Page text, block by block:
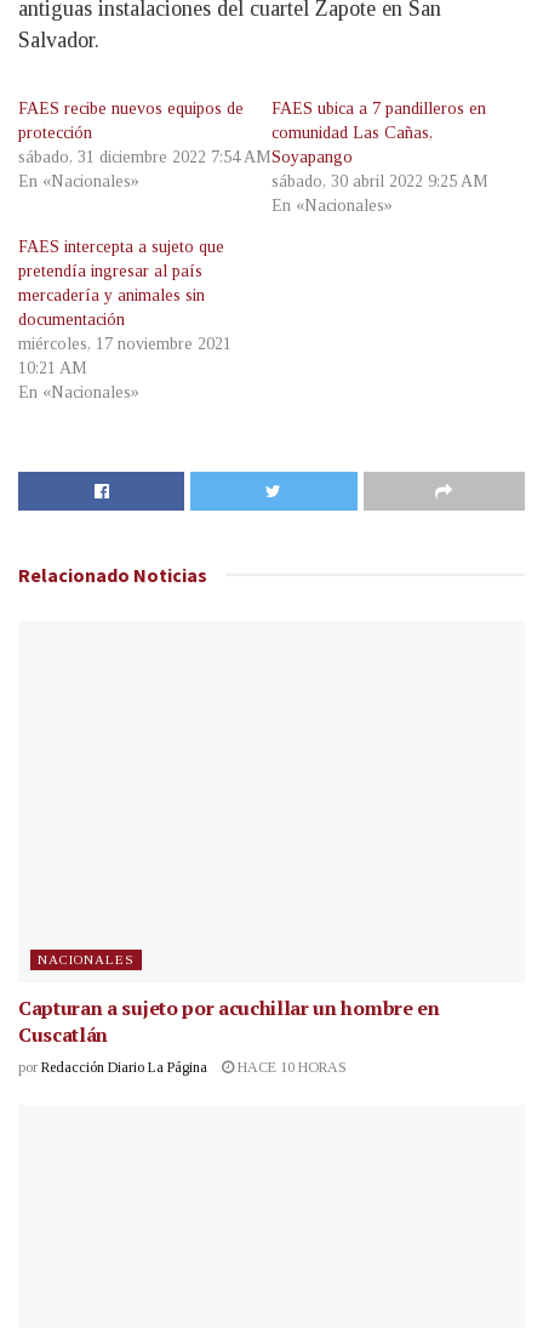
antiguas instalaciones del cuartel Zapote en San
Salvador.
FAES recibe nuevos equipos de
protección
sábado, 31 diciembre 2022 7:54 AM
En «Nacionales»
FAES ubica a 7 pandilleros en
comunidad Las Cañas,
Soyapango
sábado, 30 abril 2022 9:25 AM
En «Nacionales»
FAES intercepta a sujeto que
pretendía ingresar al país
mercadería y animales sin
documentación
miércoles, 17 noviembre 2021
10:21 AM
En «Nacionales»
Relacionado Noticias
NACIONALES
Capturan a sujeto por acuchillar un hombre en
Cuscatlán
por Redacción Diario La Página HACE 10 HORAS